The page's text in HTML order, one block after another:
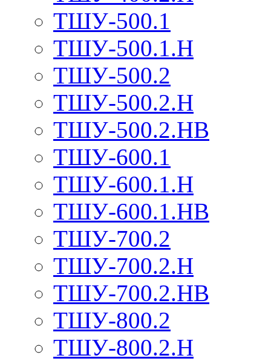
ТШУ-500.1
ТШУ-500.1.Н
ТШУ-500.2
ТШУ-500.2.Н
ТШУ-500.2.НВ
ТШУ-600.1
ТШУ-600.1.Н
ТШУ-600.1.НВ
ТШУ-700.2
ТШУ-700.2.Н
ТШУ-700.2.НВ
ТШУ-800.2
ТШУ-800.2.Н